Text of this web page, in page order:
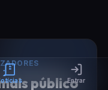
público
Entrar